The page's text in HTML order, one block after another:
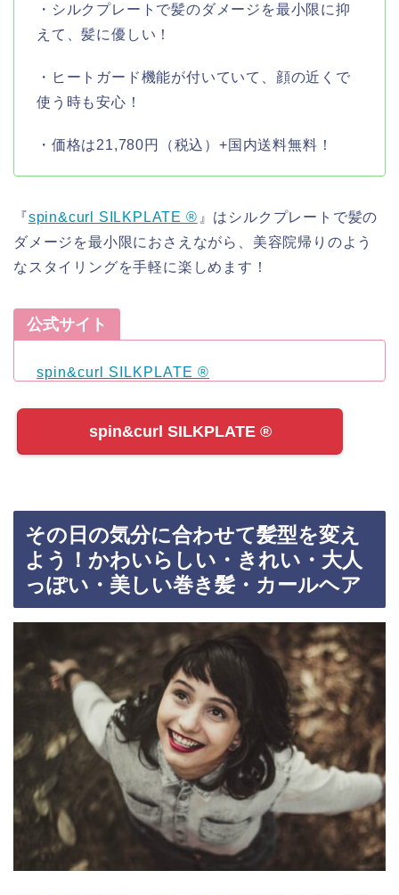
・シルクプレートで髪のダメージを最小限に抑
えて、髪に優しい！
・ヒートガード機能が付いていて、顔の近くで
使う時も安心！
・価格は21,780円（税込）+国内送料無料！
『spin&curl SILKPLATE ®︎ 』はシルクプレートで髪の
ダメージを最小限におさえながら、美容院帰りのよう
なスタイリングを手軽に楽しめます！
公式サイト
spin&curl SILKPLATE ®︎
spin&curl SILKPLATE ®︎
その日の気分に合わせて髪型を変え
よう！かわいらしい・きれい・大人
っぽい・美しい巻き髪・カールヘア